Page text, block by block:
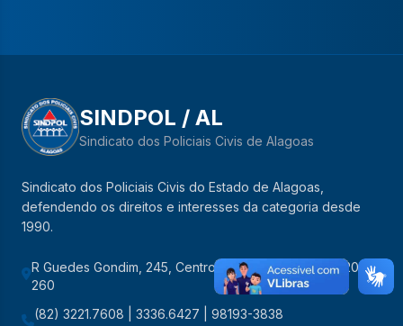
SINDPOL / AL
Sindicato dos Policiais Civis de Alagoas
Sindicato dos Policiais Civis do Estado de Alagoas,
defendendo os direitos e interesses da categoria desde
1990.
R Guedes Gondim, 245, Centro, Maceió/AL CEP: 57020-
260
(82) 3221.7608 | 3336.6427 | 98193-3838